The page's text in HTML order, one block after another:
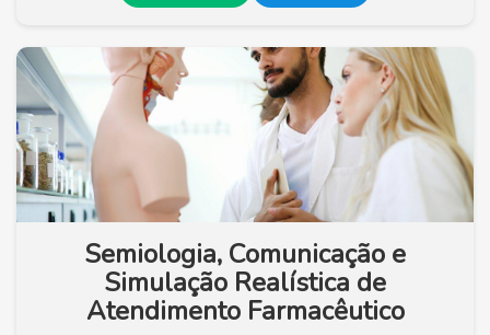
Semiologia, Comunicação e
Simulação Realística de
Atendimento Farmacêutico